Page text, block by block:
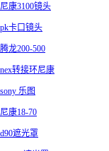
尼康3100镜头
pk卡口镜头
腾龙200-500
nex转接环尼康
sony 乐图
尼康18-70
d90遮光罩